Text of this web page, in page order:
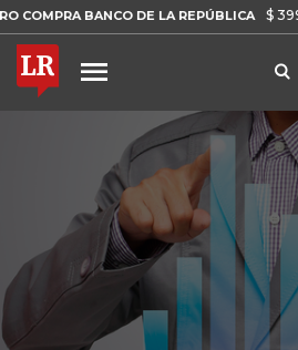
DE LA REPÚBLICA $ 399.745,16 +$